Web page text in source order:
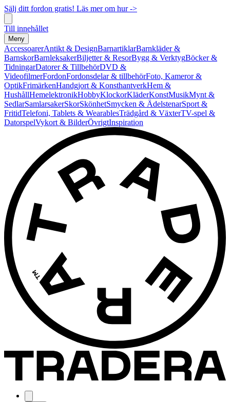
Sälj ditt fordon gratis! Läs mer om hur ->
Till innehållet
Meny
AccessoarerAntikt & DesignBarnartiklarBarnkläder &
BarnskorBarnleksakerBiljetter & ResorBygg & VerktygBöcker &
TidningarDatorer & TillbehörDVD &
VideofilmerFordonFordonsdelar & tillbehörFoto, Kameror &
OptikFrimärkenHandgjort & KonsthantverkHem &
HushållHemelektronikHobbyKlockorKläderKonstMusikMynt &
SedlarSamlarsakerSkorSkönhetSmycken & ÄdelstenarSport &
FritidTelefoni, Tablets & WearablesTrädgård & VäxterTV-spel &
DatorspelVykort & BilderÖvrigtInspiration